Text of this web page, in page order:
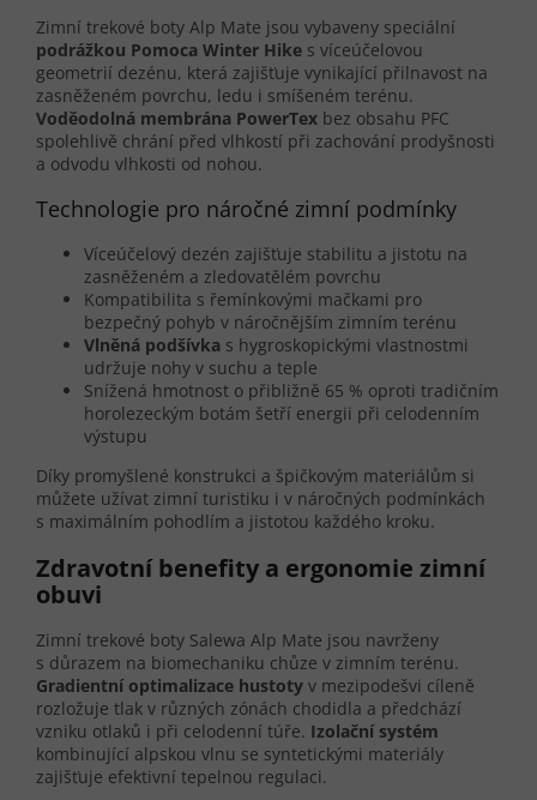
Zimní trekové boty Alp Mate jsou vybaveny speciální
podrážkou Pomoca Winter Hike s víceúčelovou
geometrií dezénu, která zajišťuje vynikající přilnavost na
zasněženém povrchu, ledu i smíšeném terénu.
Voděodolná membrána PowerTex bez obsahu PFC
spolehlivě chrání před vlhkostí při zachování prodyšnosti
a odvodu vlhkosti od nohou.
Technologie pro náročné zimní podmínky
Víceúčelový dezén zajišťuje stabilitu a jistotu na
zasněženém a zledovatělém povrchu
Kompatibilita s řemínkovými mačkami pro
bezpečný pohyb v náročnějším zimním terénu
Vlněná podšívka s hygroskopickými vlastnostmi
udržuje nohy v suchu a teple
Snížená hmotnost o přibližně 65 % oproti tradičním
horolezeckým botám šetří energii při celodenním
výstupu
Díky promyšlené konstrukci a špičkovým materiálům si
můžete užívat zimní turistiku i v náročných podmínkách
s maximálním pohodlím a jistotou každého kroku.
Zdravotní benefity a ergonomie zimní
obuvi
Zimní trekové boty Salewa Alp Mate jsou navrženy
s důrazem na biomechaniku chůze v zimním terénu.
Gradientní optimalizace hustoty v mezipodešvi cíleně
rozložuje tlak v různých zónách chodidla a předchází
vzniku otlaků i při celodenní túře. Izolační systém
kombinující alpskou vlnu se syntetickými materiály
zajišťuje efektivní tepelnou regulaci.